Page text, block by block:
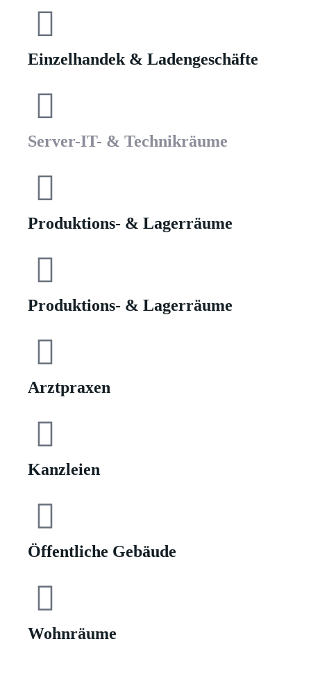
Einzelhandek & Ladengeschäfte
Server-IT- & Technikräume
Produktions- & Lagerräume
Produktions- & Lagerräume
Arztpraxen
Kanzleien
Öffentliche Gebäude
Wohnräume